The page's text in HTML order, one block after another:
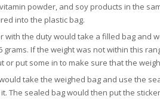
powder, and soy products in the
into the plastic bag.
with the duty would take a filled bag and
grams. If the weight was not within this
or put some in to make sure that the
take the weighed bag and use the
The sealed bag would then put the